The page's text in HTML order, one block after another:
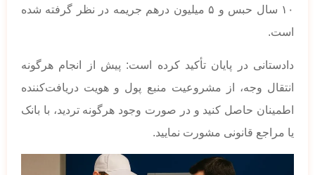
۱۰ سال حبس و ۵ میلیون درهم جریمه در نظر گرفته شده
است.
دادستانی در پایان تأکید کرده است: پیش از انجام هرگونه
انتقال وجه، از مشروعیت منبع پول و هویت دریافت‌کننده
اطمینان حاصل کنید و در صورت وجود هرگونه تردید، با بانک
یا مراجع قانونی مشورت نمایید.